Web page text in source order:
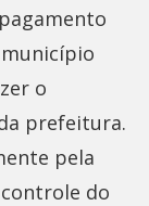
o
prefeitura.
pela
do